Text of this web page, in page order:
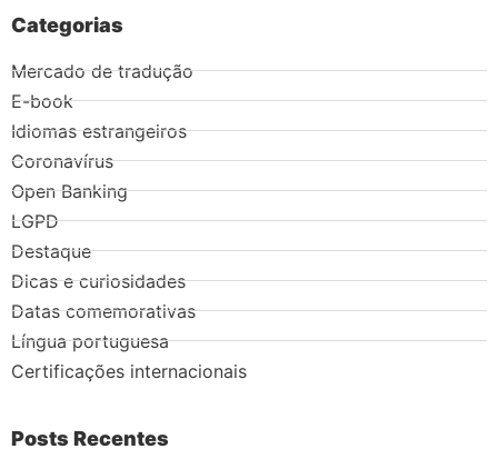
Categorias
Mercado de tradução
E-book
Idiomas estrangeiros
Coronavírus
Open Banking
LGPD
Destaque
Dicas e curiosidades
Datas comemorativas
Língua portuguesa
Certificações internacionais
Posts Recentes